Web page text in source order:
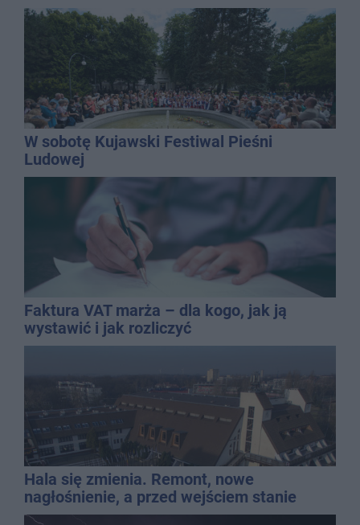
W sobotę Kujawski Festiwal Pieśni
Ludowej
Faktura VAT marża – dla kogo, jak ją
wystawić i jak rozliczyć
Hala się zmienia. Remont, nowe
nagłośnienie, a przed wejściem stanie
QEMETICA ARENA